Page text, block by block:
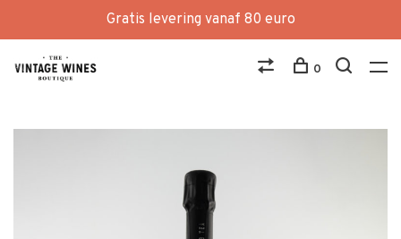
Gratis levering vanaf 80 euro
0